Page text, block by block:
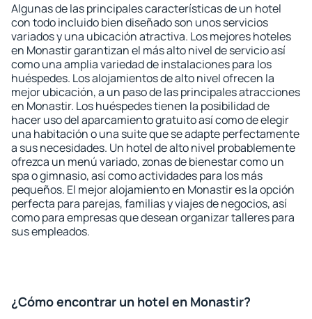
Algunas de las principales características de un hotel
con todo incluido bien diseñado son unos servicios
variados y una ubicación atractiva. Los mejores hoteles
en Monastir garantizan el más alto nivel de servicio así
como una amplia variedad de instalaciones para los
huéspedes. Los alojamientos de alto nivel ofrecen la
mejor ubicación, a un paso de las principales atracciones
en Monastir. Los huéspedes tienen la posibilidad de
hacer uso del aparcamiento gratuito así como de elegir
una habitación o una suite que se adapte perfectamente
a sus necesidades. Un hotel de alto nivel probablemente
ofrezca un menú variado, zonas de bienestar como un
spa o gimnasio, así como actividades para los más
pequeños. El mejor alojamiento en Monastir es la opción
perfecta para parejas, familias y viajes de negocios, así
como para empresas que desean organizar talleres para
sus empleados.
¿Cómo encontrar un hotel en Monastir?